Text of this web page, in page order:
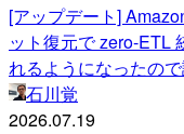
[アップデート]
ット復元で zero-ETL
れるようになったの
石川覚
2026.07.19